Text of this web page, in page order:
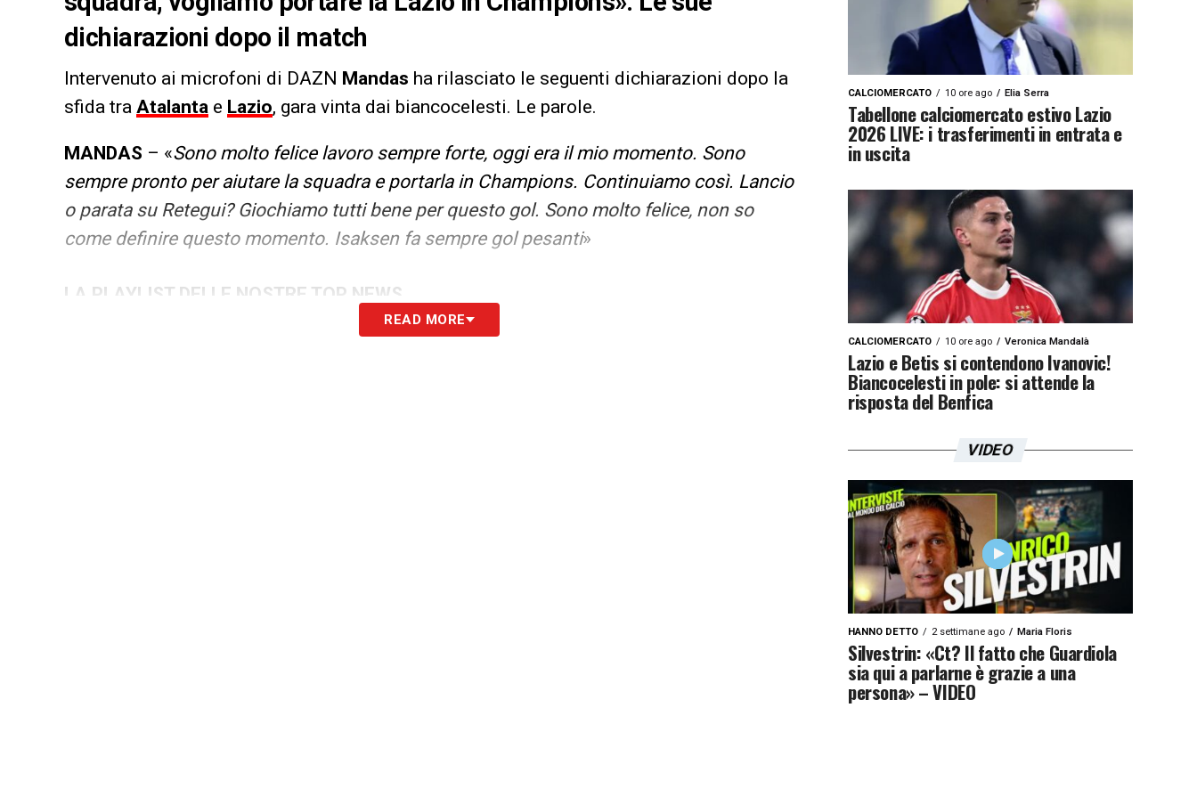
dichiarazioni dopo il match
Intervenuto ai microfoni di DAZN Mandas ha rilasciato le seguenti dichiarazioni dopo la
sfida tra Atalanta e Lazio, gara vinta dai biancocelesti. Le parole.
MANDAS – «Sono molto felice lavoro sempre forte, oggi era il mio momento. Sono
sempre pronto per aiutare la squadra e portarla in Champions. Continuiamo così. Lancio
o parata su Retegui? Giochiamo tutti bene per questo gol. Sono molto felice, non so
come definire questo momento. Isaksen fa sempre gol pesanti»
LA PLAYLIST DELLE NOSTRE TOP NEWS
READ MORE
CALCIOMERCATO 10 ore ago Elia Serra
Tabellone calciomercato estivo Lazio
2026 LIVE: i trasferimenti in entrata e
in uscita
CALCIOMERCATO 10 ore ago Veronica Mandalà
Lazio e Betis si contendono Ivanovic!
Biancocelesti in pole: si attende la
risposta del Benfica
VIDEO
HANNO DETTO 2 settimane ago Maria Floris
Silvestrin: «Ct? Il fatto che Guardiola
sia qui a parlarne è grazie a una
persona» – VIDEO